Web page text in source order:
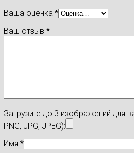
Ваша оценка *
Ваш отзыв *
Загрузите до 3 изображений для
PNG, JPG, JPEG):
Имя *